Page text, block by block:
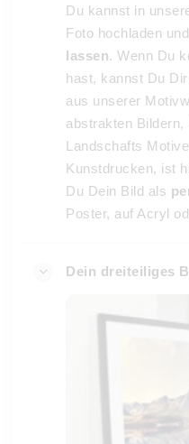
Du kannst in
Foto hochladen
lassen. Wenn Du
hast, kannst Du
aus unserer
abstrakten
Landschafts
Kunstdrucken, ist
Du Dein Bild als
Poster, auf Acryl
Dein dreiteiliges